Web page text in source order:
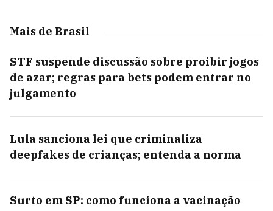
Mais de Brasil
STF suspende discussão sobre proibir jogos
de azar; regras para bets podem entrar no
julgamento
Lula sanciona lei que criminaliza
deepfakes de crianças; entenda a norma
Surto em SP: como funciona a vacinação